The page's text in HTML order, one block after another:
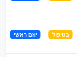
בטיפול יוזם ראשי